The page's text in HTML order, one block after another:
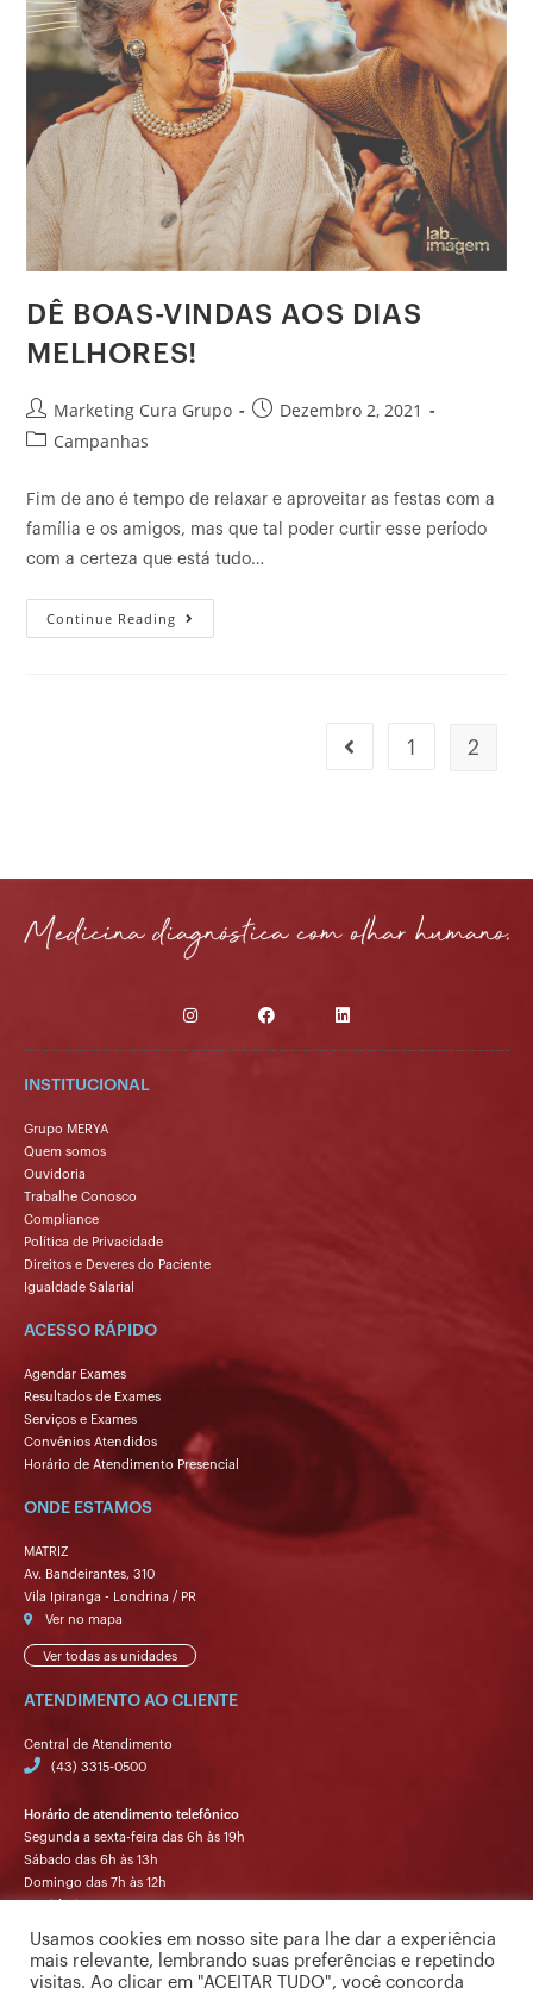
DÊ BOAS-VINDAS AOS DIAS
MELHORES!
Marketing Cura Grupo
Dezembro 2, 2021
Campanhas
Fim de ano é tempo de relaxar e aproveitar as festas com a
família e os amigos, mas que tal poder curtir esse período
com a certeza que está tudo…
Continue Reading
1 2
INSTITUCIONAL
Grupo MERYA
Quem somos
Ouvidoria
Trabalhe Conosco
Compliance
Política de Privacidade
Direitos e Deveres do Paciente
Igualdade Salarial
ACESSO RÁPIDO
Agendar Exames
Resultados de Exames
Serviços e Exames
Convênios Atendidos
Horário de Atendimento Presencial
ONDE ESTAMOS
MATRIZ
Av. Bandeirantes, 310
Vila Ipiranga - Londrina / PR
Ver no mapa
Ver todas as unidades
ATENDIMENTO AO CLIENTE
Central de Atendimento
(43) 3315-0500
Horário de atendimento telefônico
Segunda a sexta-feira das 6h às 19h
Sábado das 6h às 13h
Domingo das 7h às 12h
Segunda a sexta-feira das 9h às 17h.
Usamos cookies em nosso site para lhe dar a experiência
mais relevante, lembrando suas preferências e repetindo
visitas. Ao clicar em "ACEITAR TUDO", você concorda